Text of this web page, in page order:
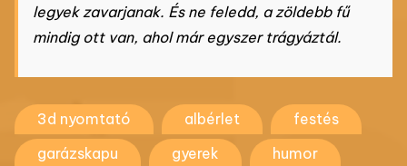
legyek zavarjanak. És ne feledd, a zöldebb fű
mindig ott van, ahol már egyszer trágyáztál.
3d nyomtató albérlet
festés
garázskapu
gyerek
humor